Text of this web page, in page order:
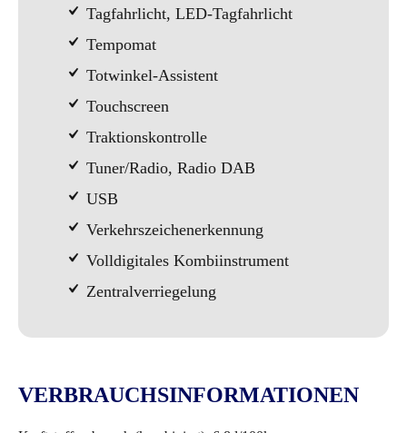
Tagfahrlicht, LED-Tagfahrlicht
Tempomat
Totwinkel-Assistent
Touchscreen
Traktionskontrolle
Tuner/Radio, Radio DAB
USB
Verkehrszeichenerkennung
Volldigitales Kombiinstrument
Zentralverriegelung
VERBRAUCHSINFORMATIONEN